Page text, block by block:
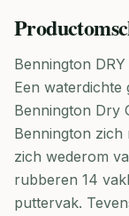
Bennington
Een waterdichte
Bennington Dry
Bennington zich
zich wederom
rubberen 14
puttervak.